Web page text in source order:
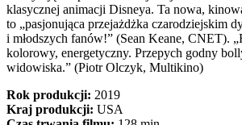
klasycznej animacji Disneya. Ta nowa,
to „pasjonująca przejażdżka czarodziejskim
i młodszych fanów!” (Sean Keane, CNET).
kolorowy, energetyczny. Przepych godny
widowiska.” (Piotr Olczyk, Multikino)
Rok produkcji: 2019
Kraj produkcji: USA